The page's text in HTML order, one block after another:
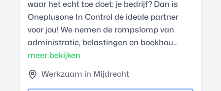
waar het echt toe doet: je bedrijf? Dan is
Oneplusone In Control de ideale partner
voor jou! We nemen de rompslomp van
administratie, belastingen en boekhou...
meer bekijken
Werkzaam in Mijdrecht